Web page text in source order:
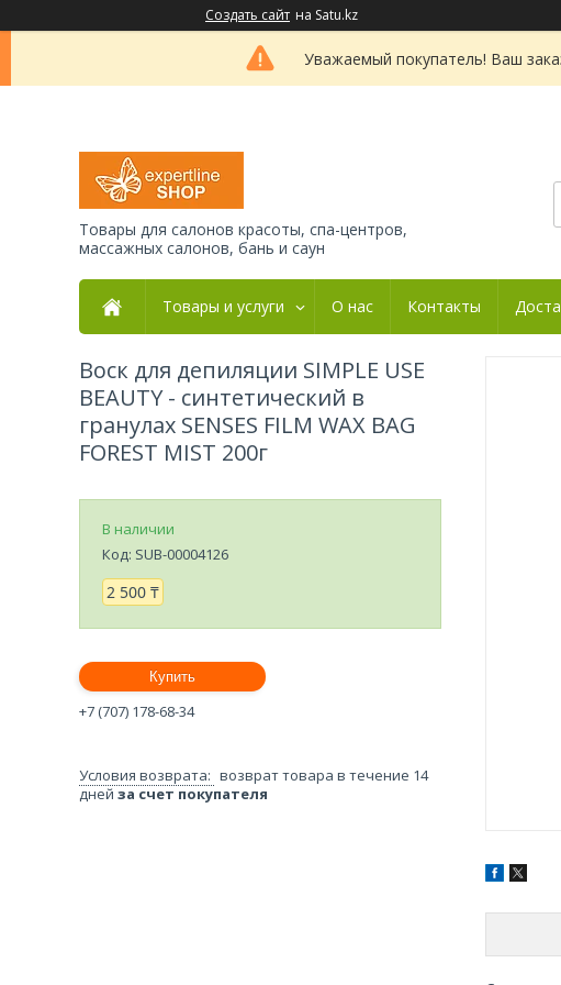
Создать сайт на Satu.kz
Уважаемый покупатель! Ваш
Товары для салонов красоты, спа-центров,
массажных салонов, бань и саун
Товары и услуги О нас Контакты
Воск для депиляции SIMPLE USE
BEAUTY - синтетический в
гранулах SENSES FILM WAX BAG
FOREST MIST 200г
В наличии
Код: SUB-00004126
2 500 ₸
Купить
+7 (707) 178-68-34
возврат товара в течение 14
дней за счет покупателя